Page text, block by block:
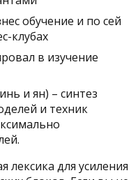
обучение и по сей
клубах
в изучение
и ян) – синтез
и техник
лексика для усиления